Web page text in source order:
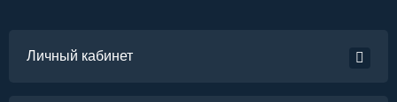
Личный кабинет